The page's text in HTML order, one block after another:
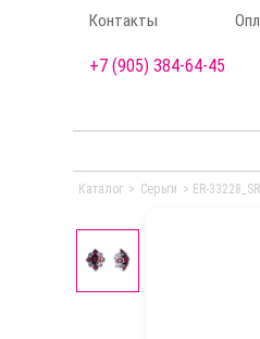
Контакты
+7 (905) 384-64-45
Каталог > Серьги > ER-